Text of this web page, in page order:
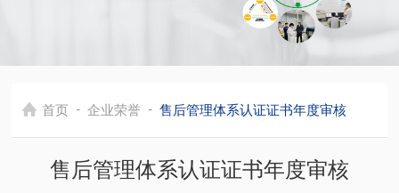
首页 - 企业荣誉 - 售后管理体系认证证书年度审核
售后管理体系认证证书年度审核